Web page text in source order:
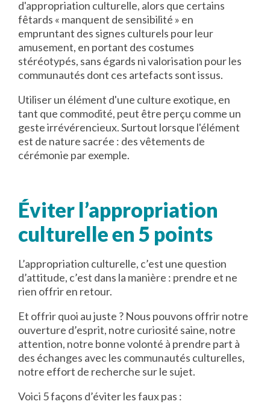
d'appropriation culturelle, alors que certains
fêtards « manquent de sensibilité » en
empruntant des signes culturels pour leur
amusement, en portant des costumes
stéréotypés, sans égards ni valorisation pour les
communautés dont ces artefacts sont issus.
Utiliser un élément d'une culture exotique, en
tant que commodité, peut être perçu comme un
geste irrévérencieux. Surtout lorsque l'élément
est de nature sacrée : des vêtements de
cérémonie par exemple.
Éviter l’appropriation
culturelle en 5 points
L’appropriation culturelle, c’est une question
d’attitude, c’est dans la manière : prendre et ne
rien offrir en retour.
Et offrir quoi au juste ? Nous pouvons offrir notre
ouverture d’esprit, notre curiosité saine, notre
attention, notre bonne volonté à prendre part à
des échanges avec les communautés culturelles,
notre effort de recherche sur le sujet.
Voici 5 façons d’éviter les faux pas :